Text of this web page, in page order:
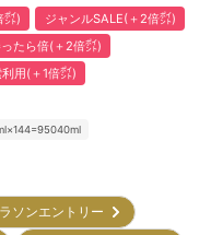
㌽)
ジャンルSALE(＋2倍㌽)
たら倍(＋2倍㌽)
用(＋1倍㌽)
ソンエントリー